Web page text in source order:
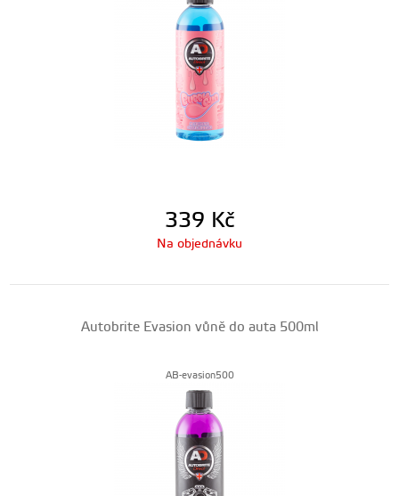
339 Kč
Na objednávku
Autobrite Evasion vůně do auta 500ml
AB-evasion500